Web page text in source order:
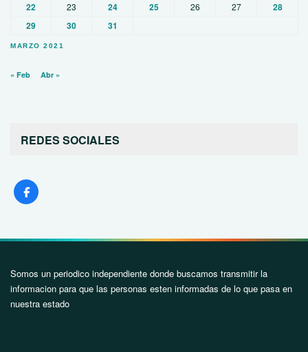
MARZO 2021
22
23 24 25 26 27
28
29
30 31
« Feb Abr »
REDES SOCIALES
Somos un periodico independiente donde buscamos transmitir la
informacion para que las personas esten informadas de lo que pasa en
nuestra estado